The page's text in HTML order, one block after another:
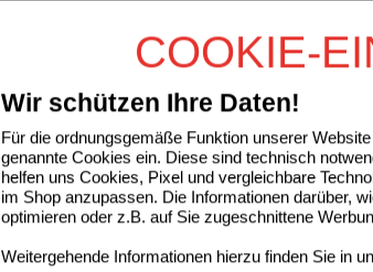
COOKIE-
Wir schützen Ihre Daten!
Für die ordnungsgemäße Funktion unserer
genannte Cookies ein. Diese sind technisch
helfen uns Cookies, Pixel und vergleichbare
im Shop anzupassen. Die Informationen darüber,
optimieren oder z.B. auf Sie zugeschnittene
Weitergehende Informationen hierzu finden Sie in
Haleon Germany GmbH
12550409
30g Gel